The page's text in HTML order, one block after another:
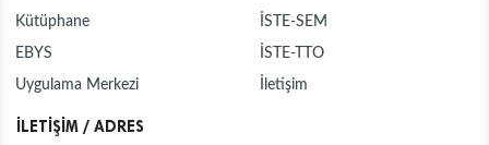
Kütüphane
EBYS
Uygulama Merkezi
İSTE-SEM
İSTE-TTO
İletişim
İLETİŞİM / ADRES